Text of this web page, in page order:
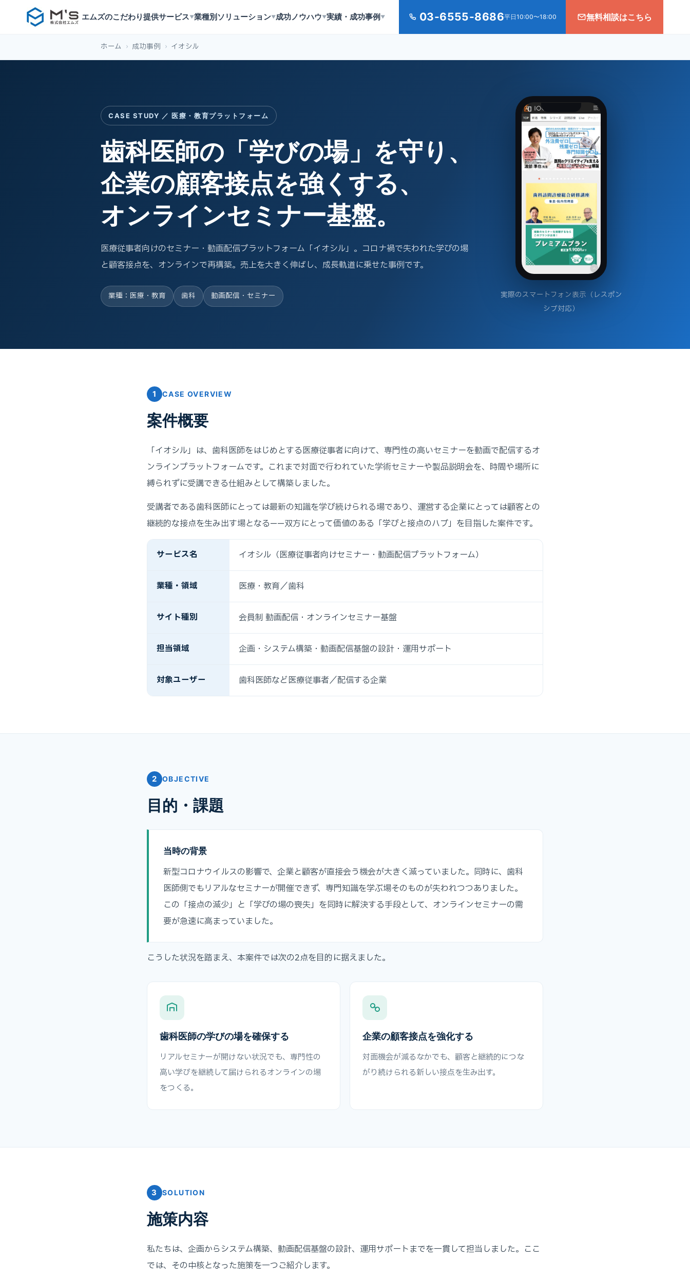
エムズのこだわり提供サービス▼業種別ソリューション▼成功ノウハウ▼実績・成功事例 ▼ 03-6555-8686平日10:00〜18:00 無料相談はこちら
ホーム › 成功事例 › イオシル
CASE STUDY ／ 医療・教育プラットフォーム
歯科医師の「学びの場」を守り、
企業の顧客接点を強くする、
オンラインセミナー基盤。
医療従事者向けのセミナー・動画配信プラットフォーム「イオシル」。コロナ禍で失われた学びの場
と顧客接点を、オンラインで再構築。売上を大きく伸ばし、成長軌道に乗せた事例です。
業種：医療・教育 歯科 動画配信・セミナー
実際のスマートフォン表示（レスポン
シブ対応）
1 CASE OVERVIEW
案件概要
「イオシル」は、歯科医師をはじめとする医療従事者に向けて、専門性の高いセミナーを動画で配信するオ
ンラインプラットフォームです。これまで対面で行われていた学術セミナーや製品説明会を、時間や場所に
縛られずに受講できる仕組みとして構築しました。
受講者である歯科医師にとっては最新の知識を学び続けられる場であり、運営する企業にとっては顧客との
継続的な接点を生み出す場となる——双方にとって価値のある「学びと接点のハブ」を目指した案件です。
サービス名 イオシル（医療従事者向けセミナー・動画配信プラットフォーム）
業種・領域 医療・教育／歯科
サイト種別 会員制 動画配信・オンラインセミナー基盤
担当領域 企画・システム構築・動画配信基盤の設計・運用サポート
対象ユーザー 歯科医師など医療従事者／配信する企業
2 OBJECTIVE
目的・課題
当時の背景
新型コロナウイルスの影響で、企業と顧客が直接会う機会が大きく減っていました。同時に、歯科
医師側でもリアルなセミナーが開催できず、専門知識を学ぶ場そのものが失われつつありました。
この「接点の減少」と「学びの場の喪失」を同時に解決する手段として、オンラインセミナーの需
要が急速に高まっていました。
こうした状況を踏まえ、本案件では次の2点を目的に据えました。
歯科医師の学びの場を確保する
リアルセミナーが開けない状況でも、専門性の
高い学びを継続して届けられるオンラインの場
をつくる。
企業の顧客接点を強化する
対面機会が減るなかでも、顧客と継続的につな
がり続けられる新しい接点を生み出す。
3 SOLUTION
施策内容
私たちは、企画からシステム構築、動画配信基盤の設計、運用サポートまでを一貫して担当しました。ここ
では、その中核となった施策を一つご紹介します。